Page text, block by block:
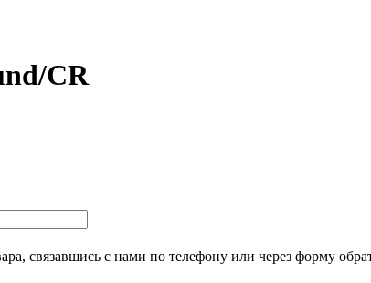
CR
связавшись с нами по телефону или через форму